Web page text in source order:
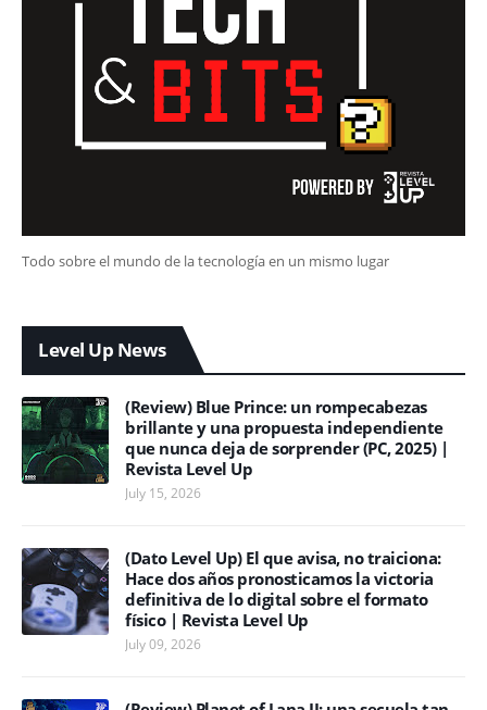
Todo sobre el mundo de la tecnología en un mismo lugar
Level Up News
(Review) Blue Prince: un rompecabezas
brillante y una propuesta independiente
que nunca deja de sorprender (PC, 2025) |
Revista Level Up
July 15, 2026
(Dato Level Up) El que avisa, no traiciona:
Hace dos años pronosticamos la victoria
definitiva de lo digital sobre el formato
físico | Revista Level Up
July 09, 2026